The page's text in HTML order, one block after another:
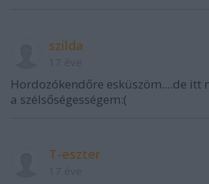
szilda
Hordozókendőre esküszöm....de itt
a szélsőségességem:(
T-eszter